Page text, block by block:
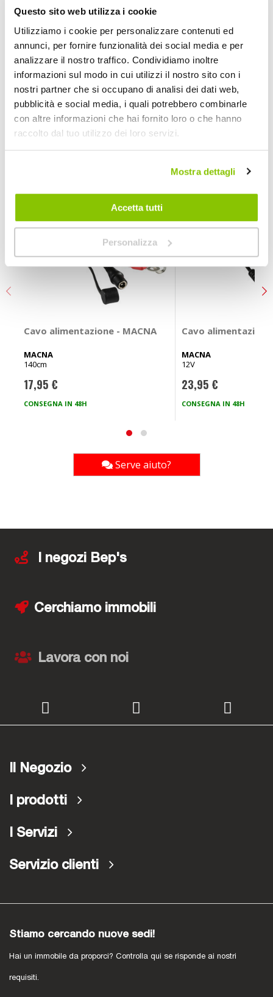
Questo sito web utilizza i cookie
Utilizziamo i cookie per personalizzare contenuti ed
annunci, per fornire funzionalità dei social media e per
analizzare il nostro traffico. Condividiamo inoltre
informazioni sul modo in cui utilizzi il nostro sito con i
nostri partner che si occupano di analisi dei dati web,
pubblicità e social media, i quali potrebbero combinarle
con altre informazioni che hai fornito loro o che hanno
raccolto dal tuo utilizzo dei loro servizi.
Mostra dettagli
Accetta tutti
Personalizza
Maggiori
Informazioni
2099904
8718913089129
Si
Moto
Cavo alimentazione
1
MACNA
Cavo alimentazione - MACNA
MACNA
140cm
17,95 €
CONSEGNA IN 48H
Cavo alimentazione
MACNA
12V
23,95 €
CONSEGNA IN 48H
Serve aiuto?
I negozi Bep's
Cerchiamo immobili
Lavora con noi
Il Negozio
I prodotti
I Servizi
Servizio clienti
Stiamo cercando nuove sedi!
Hai un immobile da proporci? Controlla qui se risponde ai nostri
requisiti.